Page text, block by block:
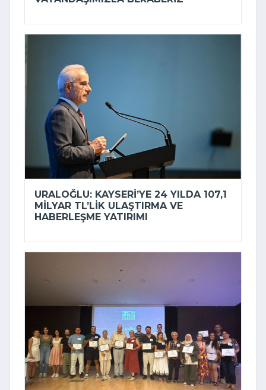
URALOĞLU: KAYSERI’YE 24 YILDA 107,1
MILYAR TL’LIK ULAŞTIRMA VE
HABERLEŞME YATIRIMI